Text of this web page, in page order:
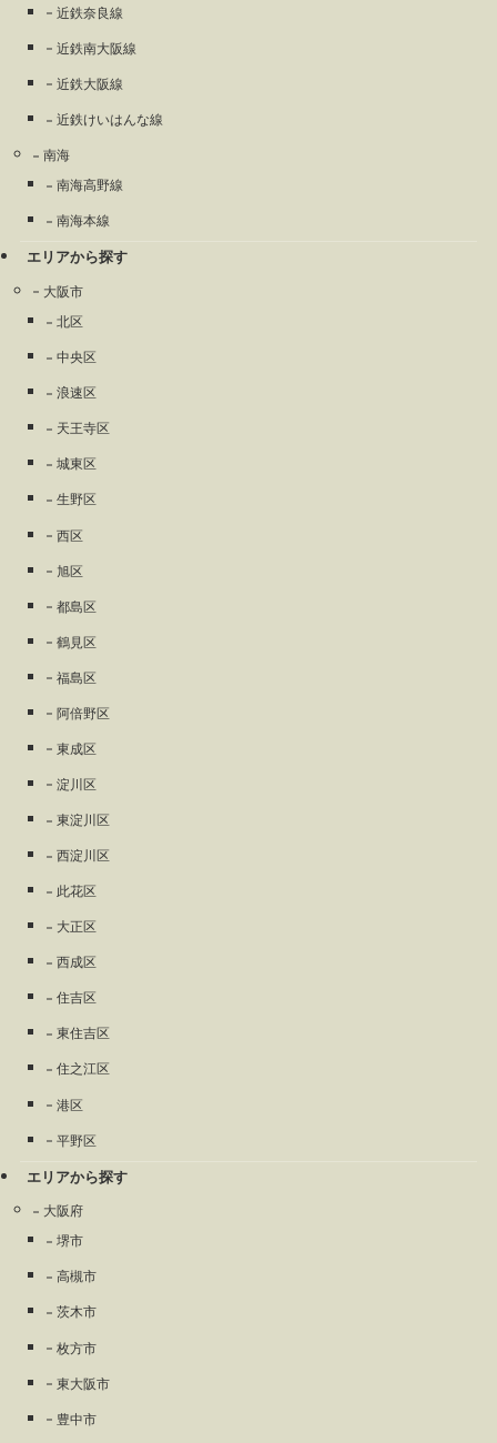
近鉄奈良線
近鉄南大阪線
近鉄大阪線
近鉄けいはんな線
南海
南海高野線
南海本線
エリアから探す
大阪市
北区
中央区
浪速区
天王寺区
城東区
生野区
西区
旭区
都島区
鶴見区
福島区
阿倍野区
東成区
淀川区
東淀川区
西淀川区
此花区
大正区
西成区
住吉区
東住吉区
住之江区
港区
平野区
エリアから探す
大阪府
堺市
高槻市
茨木市
枚方市
東大阪市
豊中市